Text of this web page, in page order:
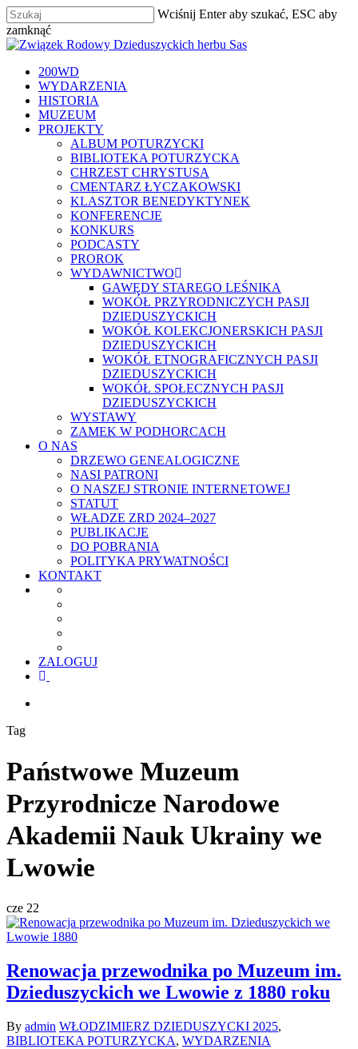
Skip
to
main
Wciśnij Enter aby szukać, ESC aby
zamknąć
Zamknij
szukaj
Menu
200WD
WYDARZENIA
HISTORIA
MUZEUM
PROJEKTY
ALBUM POTURZYCKI
BIBLIOTEKA POTURZYCKA
CHRZEST CHRYSTUSA
CMENTARZ ŁYCZAKOWSKI
KLASZTOR BENEDYKTYNEK
KONFERENCJE
KONKURS
PODCASTY
PROROK
WYDAWNICTWO
GAWĘDY STAREGO LEŚNIKA
WOKÓŁ PRZYRODNICZYCH PASJI
DZIEDUSZYCKICH
WOKÓŁ KOLEKCJONERSKICH PASJI
DZIEDUSZYCKICH
WOKÓŁ ETNOGRAFICZNYCH PASJI
DZIEDUSZYCKICH
WOKÓŁ SPOŁECZNYCH PASJI
DZIEDUSZYCKICH
WYSTAWY
ZAMEK W PODHORCACH
O NAS
DRZEWO GENEALOGICZNE
NASI PATRONI
O NASZEJ STRONIE INTERNETOWEJ
STATUT
WŁADZE ZRD 2024–2027
PUBLIKACJE
DO POBRANIA
POLITYKA PRYWATNOŚCI
KONTAKT
ZALOGUJ
facebook
Tag
Państwowe Muzeum
Przyrodnicze Narodowe
Akademii Nauk Ukrainy we
Lwowie
cze 22
Renowacja przewodnika po Muzeum im.
Dzieduszyckich we Lwowie z 1880 roku
By admin WŁODZIMIERZ DZIEDUSZYCKI 2025,
BIBLIOTEKA POTURZYCKA, WYDARZENIA